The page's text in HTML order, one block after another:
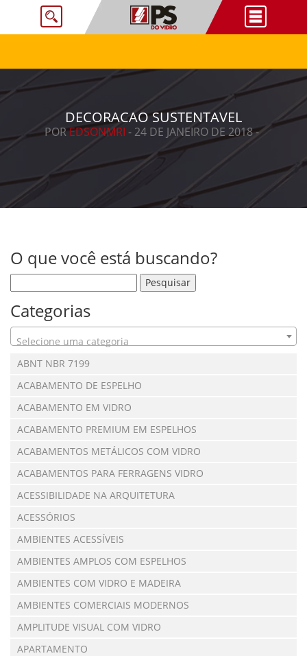
DECORACAO SUSTENTAVEL
POREDSONMRI - 24 DE JANEIRO DE 2018 -
O que você está buscando?
Categorias
Selecione uma categoria
ABNT NBR 7199
ACABAMENTO DE ESPELHO
ACABAMENTO EM VIDRO
ACABAMENTO PREMIUM EM ESPELHOS
ACABAMENTOS METÁLICOS COM VIDRO
ACABAMENTOS PARA FERRAGENS VIDRO
ACESSIBILIDADE NA ARQUITETURA
ACESSÓRIOS
AMBIENTES ACESSÍVEIS
AMBIENTES AMPLOS COM ESPELHOS
AMBIENTES COM VIDRO E MADEIRA
AMBIENTES COMERCIAIS MODERNOS
AMPLITUDE VISUAL COM VIDRO
APARTAMENTO